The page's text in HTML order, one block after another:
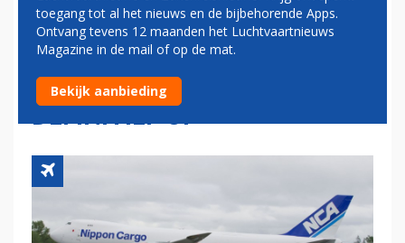
ANA SLOKT
VRACHTMAATSCHAPPIJ
NIPPON CARGO AIRLINES
DEFINITIEF OP
toegang tot al het nieuws en de bijbehorende Apps.
Ontvang tevens 12 maanden het Luchtvaartnieuws
Magazine in de mail of op de mat.
Bekijk aanbieding